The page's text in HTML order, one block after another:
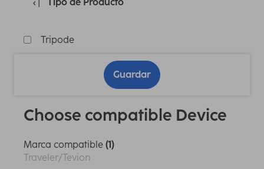
Tripode
Guardar
Choose compatible Device
Marca compatible (1)
Traveler/Tevion